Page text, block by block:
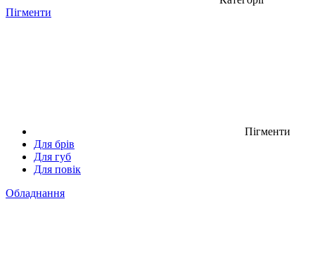
Пігменти
Пігменти
Для брів
Для губ
Для повік
Обладнання